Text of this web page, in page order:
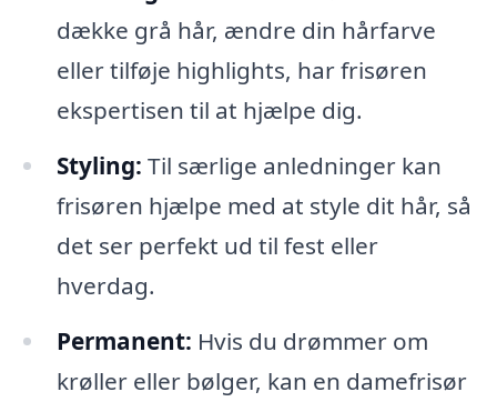
dække grå hår, ændre din hårfarve
eller tilføje highlights, har frisøren
ekspertisen til at hjælpe dig.
Styling: Til særlige anledninger kan
frisøren hjælpe med at style dit hår, så
det ser perfekt ud til fest eller
hverdag.
Permanent: Hvis du drømmer om
krøller eller bølger, kan en damefrisør